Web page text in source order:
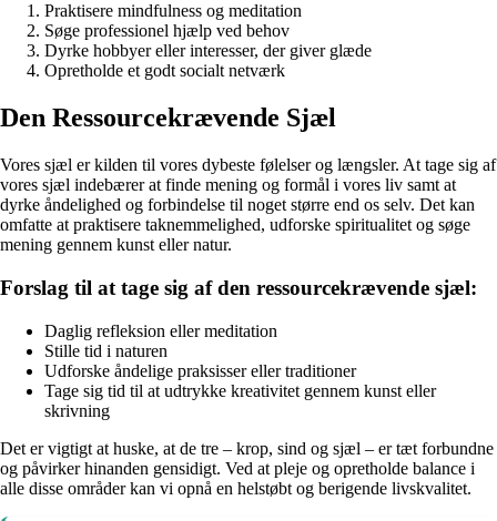
Praktisere mindfulness og meditation
Søge professionel hjælp ved behov
Dyrke hobbyer eller interesser, der giver glæde
Opretholde et godt socialt netværk
Den Ressourcekrævende Sjæl
Vores sjæl er kilden til vores dybeste følelser og længsler. At tage sig af
vores sjæl indebærer at finde mening og formål i vores liv samt at
dyrke åndelighed og forbindelse til noget større end os selv. Det kan
omfatte at praktisere taknemmelighed, udforske spiritualitet og søge
mening gennem kunst eller natur.
Forslag til at tage sig af den ressourcekrævende sjæl:
Daglig refleksion eller meditation
Stille tid i naturen
Udforske åndelige praksisser eller traditioner
Tage sig tid til at udtrykke kreativitet gennem kunst eller
skrivning
Det er vigtigt at huske, at de tre – krop, sind og sjæl – er tæt forbundne
og påvirker hinanden gensidigt. Ved at pleje og opretholde balance i
alle disse områder kan vi opnå en helstøbt og berigende livskvalitet.